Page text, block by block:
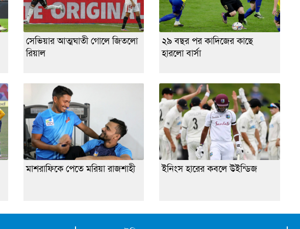
সেভিয়ার আত্মঘাতী গোলে জিতলো
রিয়াল
২৯ বছর পর কাদিজের কাছে
হারলো বার্সা
মাশরাফিকে পেতে মরিয়া রাজশাহী ইনিংস হারের কবলে উইন্ডিজ